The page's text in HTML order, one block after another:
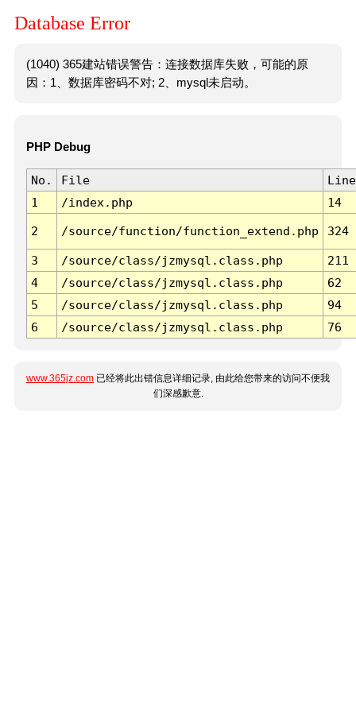
Database Error
(1040) 365建站错误警告：连接数据库失败，可能的原
因：1、数据库密码不对; 2、mysql未启动。
PHP Debug
No. File
Line
1
/index.php 14
2 /source/function/function_extend.php 324
3 /source/class/jzmysql.class.php
211
4
/source/class/jzmysql.class.php
62
5
/source/class/jzmysql.class.php
94
6
/source/class/jzmysql.class.php 76
www.365jz.com 已经将此出错信息详细记录, 由此给您带来的访问不便我
们深感歉意.